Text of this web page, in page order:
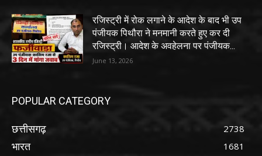
रजिस्ट्री में रोक लगाने के आदेश के बाद भी उप
पंजीयक पिथौरा ने मनमानी करते हुए कर दी
रजिस्ट्री। आदेश के अवहेलना पर पंजीयक...
June 13, 2026
POPULAR CATEGORY
छत्तीसगढ़ 2738
भारत 1681